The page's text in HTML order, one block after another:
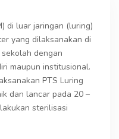
di luar jaringan (luring)
yang dilaksanakan di
dengan
maupun institusional.
PTS Luring
dan lancar pada 20 –
sterilisasi